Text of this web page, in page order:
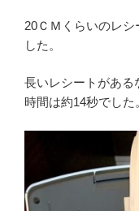
20ＣＭくらいのレ
した。
長いレシートがある
時間は約14秒でした